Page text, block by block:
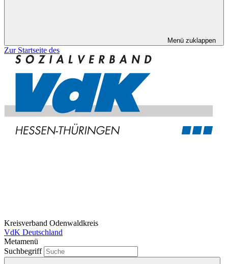
Menü zuklappen
Zur Startseite des
Kreisverband Odenwaldkreis
VdK Deutschland
Metamenü
Suchbegriff